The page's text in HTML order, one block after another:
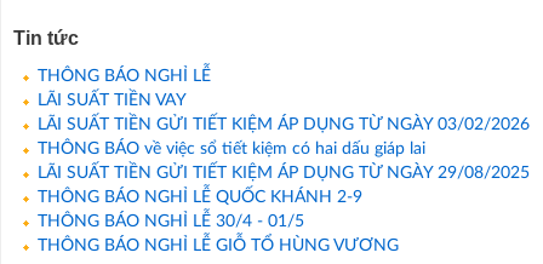
Tin tức
THÔNG BÁO NGHỈ LỄ
LÃI SUẤT TIỀN VAY
LÃI SUẤT TIỀN GỬI TIẾT KIỆM ÁP DỤNG TỪ NGÀY 03/02/2026
THÔNG BÁO về việc sổ tiết kiệm có hai dấu giáp lai
LÃI SUẤT TIỀN GỬI TIẾT KIỆM ÁP DỤNG TỪ NGÀY 29/08/2025
THÔNG BÁO NGHỈ LỄ QUỐC KHÁNH 2-9
THÔNG BÁO NGHỈ LỄ 30/4 - 01/5
THÔNG BÁO NGHỈ LỄ GIỖ TỔ HÙNG VƯƠNG